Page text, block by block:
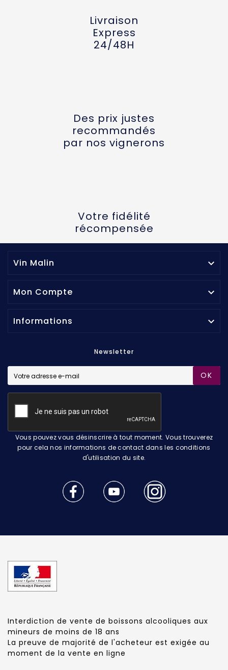
Livraison
Express
24/48H
Des prix justes
recommandés
par nos vignerons
Votre fidélité
récompensée
Vin Malin 
Mon Compte 
Informations 
Newsletter
OK
Vous pouvez vous désinscrire à tout moment. Vous trouverez
pour cela nos informations de contact dans les conditions
d'utilisation du site.
Interdiction de vente de boissons alcooliques aux
mineurs de moins de 18 ans
La preuve de majorité de l'acheteur est exigée au
moment de la vente en ligne